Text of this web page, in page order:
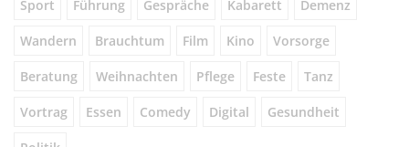
Sport Führung Gespräche Kabarett Demenz
Wandern Brauchtum Film Kino Vorsorge
Beratung Weihnachten Pflege Feste Tanz
Vortrag Essen Comedy Digital Gesundheit